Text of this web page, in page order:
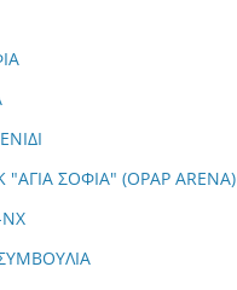
ΣΟΦΙΑ" (OPAP ARENA)